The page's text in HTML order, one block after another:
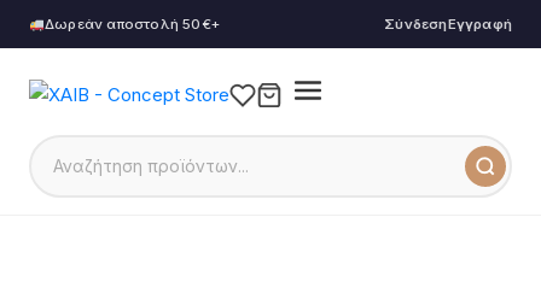
Δωρεάν αποστολή 50€+ ΣύνδεσηΕγγραφή